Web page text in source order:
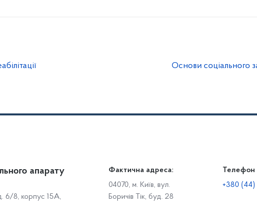
Основи соціального
Громадянам
Доступ до публічної інформації
Звіти щодо роботи із запитами на отримання публічної
апарату
6/8, корпус 15А,
Фактична адреса:
04070, м. Київ, вул.
Боричів Тік, буд. 28
Телефон
+380 (44)